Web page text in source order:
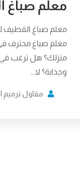
معلم صباغ
معلم صباغ القطيف
معلم صباغ محترف
منزلك؟ هل ترغب في
وجذابة؟ لا…
مقاول ترميم